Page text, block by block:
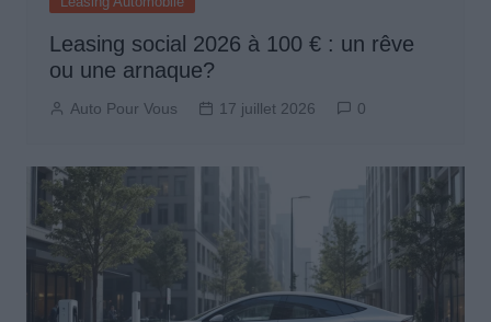
Leasing social 2026 à 100 € : un rêve
ou une arnaque?
Auto Pour Vous 17 juillet 2026 0